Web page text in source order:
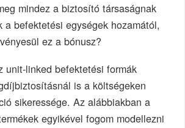
mindez a biztosító társaságnak
a befektetési egységek hozamától,
ez a bónusz?
unit-linked befektetési formák
is a költségeken
sikeressége. Az alábbiakban a
egyikével fogom modellezni